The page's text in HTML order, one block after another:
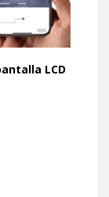
LCD